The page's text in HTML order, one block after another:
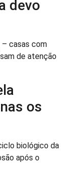
devo
– casas com
de atenção
os
biológico da
após o